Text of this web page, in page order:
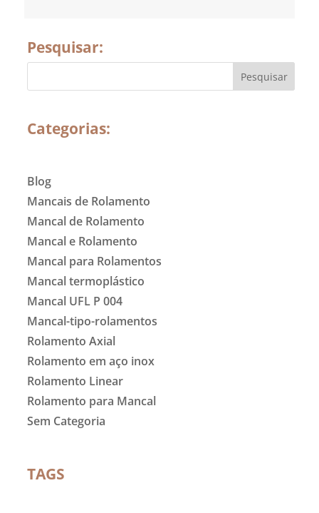
Pesquisar:
Categorias:
Blog
Mancais de Rolamento
Mancal de Rolamento
Mancal e Rolamento
Mancal para Rolamentos
Mancal termoplástico
Mancal UFL P 004
Mancal-tipo-rolamentos
Rolamento Axial
Rolamento em aço inox
Rolamento Linear
Rolamento para Mancal
Sem Categoria
TAGS